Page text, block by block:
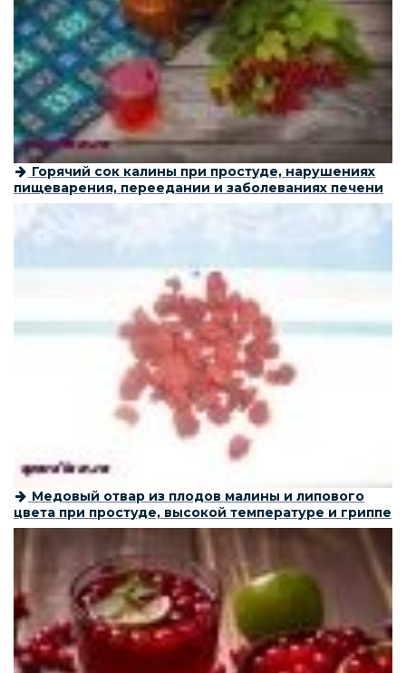
Горячий сок калины при простуде, нарушениях
пищеварения, переедании и заболеваниях печени
Медовый отвар из плодов малины и липового
цвета при простуде, высокой температуре и гриппе